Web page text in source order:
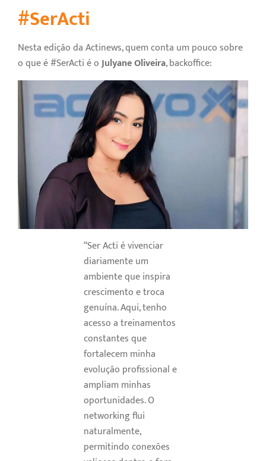
#SerActi
Nesta edição da Actinews, quem conta um pouco sobre
o que é #SerActi é oJulyane Oliveira, backoffice:
“Ser Acti é vivenciar
diariamente um
ambiente que inspira
crescimento e troca
genuína. Aqui, tenho
acesso a treinamentos
constantes que
fortalecem minha
evolução profissional e
ampliam minhas
oportunidades. O
networking flui
naturalmente,
permitindo conexões